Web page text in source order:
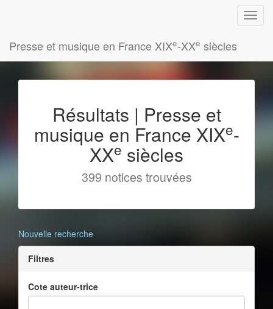
Presse et musique en France XIXe-XXe siècles
Résultats | Presse et
musique en France XIXe-
XXe siècles
399 notices trouvées
Nouvelle recherche
Filtres
Cote auteur-trice